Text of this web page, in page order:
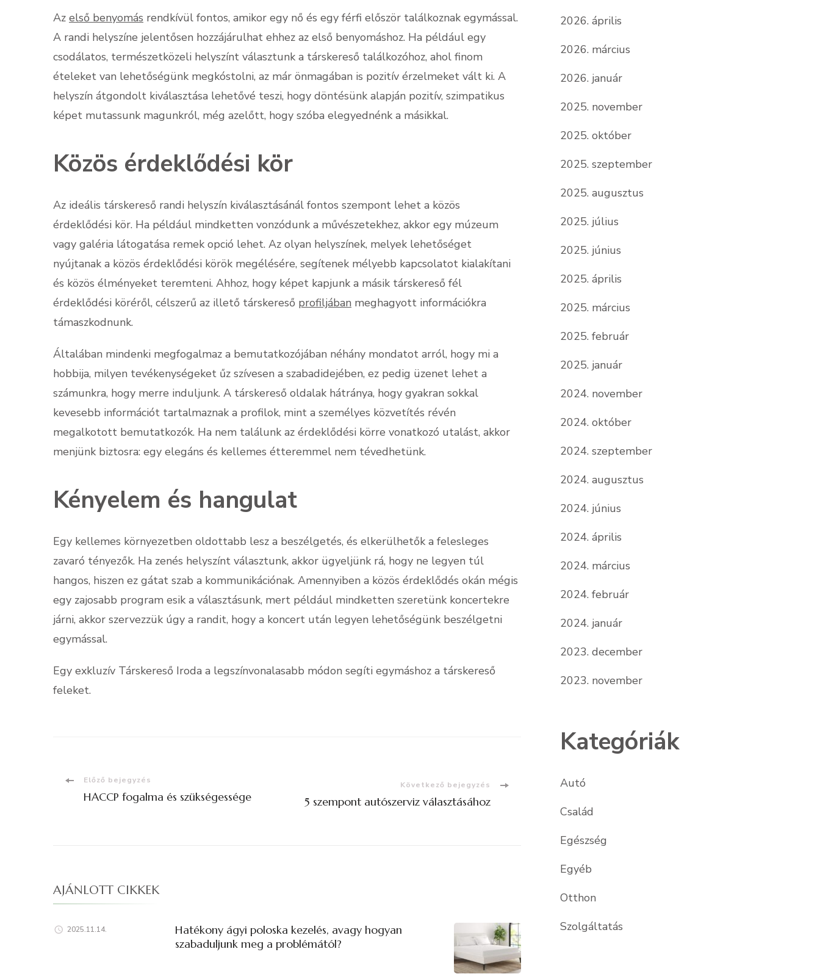
Az első benyomás rendkívül fontos, amikor egy nő és egy férfi először találkoznak egymással.
A randi helyszíne jelentősen hozzájárulhat ehhez az első benyomáshoz. Ha például egy
csodálatos, természetközeli helyszínt választunk a társkereső találkozóhoz, ahol finom
ételeket van lehetőségünk megkóstolni, az már önmagában is pozitív érzelmeket vált ki. A
helyszín átgondolt kiválasztása lehetővé teszi, hogy döntésünk alapján pozitív, szimpatikus
képet mutassunk magunkról, még azelőtt, hogy szóba elegyednénk a másikkal.
Közös érdeklődési kör
Az ideális társkereső randi helyszín kiválasztásánál fontos szempont lehet a közös
érdeklődési kör. Ha például mindketten vonzódunk a művészetekhez, akkor egy múzeum
vagy galéria látogatása remek opció lehet. Az olyan helyszínek, melyek lehetőséget
nyújtanak a közös érdeklődési körök megélésére, segítenek mélyebb kapcsolatot kialakítani
és közös élményeket teremteni. Ahhoz, hogy képet kapjunk a másik társkereső fél
érdeklődési köréről, célszerű az illető társkereső profiljában meghagyott információkra
támaszkodnunk.
Általában mindenki megfogalmaz a bemutatkozójában néhány mondatot arról, hogy mi a
hobbija, milyen tevékenységeket űz szívesen a szabadidejében, ez pedig üzenet lehet a
számunkra, hogy merre induljunk. A társkereső oldalak hátránya, hogy gyakran sokkal
kevesebb információt tartalmaznak a profilok, mint a személyes közvetítés révén
megalkotott bemutatkozók. Ha nem találunk az érdeklődési körre vonatkozó utalást, akkor
menjünk biztosra: egy elegáns és kellemes étteremmel nem tévedhetünk.
Kényelem és hangulat
Egy kellemes környezetben oldottabb lesz a beszélgetés, és elkerülhetők a felesleges
zavaró tényezők. Ha zenés helyszínt választunk, akkor ügyeljünk rá, hogy ne legyen túl
hangos, hiszen ez gátat szab a kommunikációnak. Amennyiben a közös érdeklődés okán mégis
egy zajosabb program esik a választásunk, mert például mindketten szeretünk koncertekre
járni, akkor szervezzük úgy a randit, hogy a koncert után legyen lehetőségünk beszélgetni
egymással.
Egy exkluzív Társkereső Iroda a legszínvonalasabb módon segíti egymáshoz a társkereső
feleket.
Bejegyzések
Előző bejegyzés
HACCP fogalma és szükségessége
Következő bejegyzés
5 szempont autószerviz választásához
AJÁNLOTT CIKKEK
2025.11.14.
Hatékony ágyi poloska kezelés, avagy hogyan
szabaduljunk meg a problémától?
2026. április
2026. március
2026. január
2025. november
2025. október
2025. szeptember
2025. augusztus
2025. július
2025. június
2025. április
2025. március
2025. február
2025. január
2024. november
2024. október
2024. szeptember
2024. augusztus
2024. június
2024. április
2024. március
2024. február
2024. január
2023. december
2023. november
Kategóriák
Autó
Család
Egészség
Egyéb
Otthon
Szolgáltatás